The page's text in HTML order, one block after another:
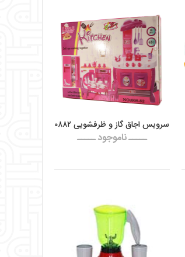
سرویس اجاق گاز و ظرفشویی ۰۸۸۲
ـــــ ناموجود ـــــ